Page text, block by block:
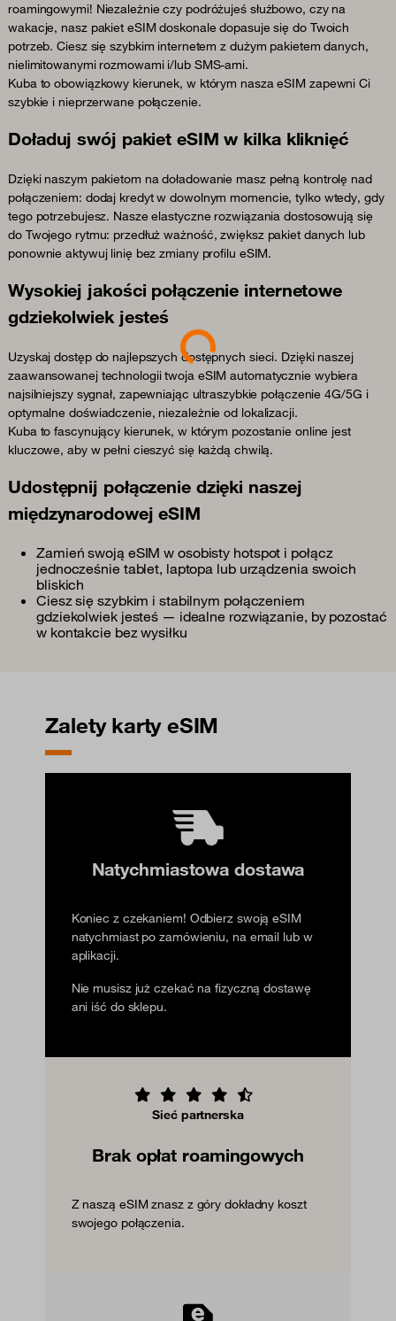
roamingowymi! Niezależnie czy podróżujeś służbowo, czy na
wakacje, nasz pakiet eSIM doskonale dopasuje się do Twoich
potrzeb. Ciesz się szybkim internetem z dużym pakietem danych,
nielimitowanymi rozmowami i/lub SMS-ami.
Kuba to obowiązkowy kierunek, w którym nasza eSIM zapewni Ci
szybkie i nieprzerwane połączenie.
Doładuj swój pakiet eSIM w kilka kliknięć
Dzięki naszym pakietom na doładowanie masz pełną kontrolę nad
połączeniem: dodaj kredyt w dowolnym momencie, tylko wtedy, gdy
tego potrzebujesz. Nasze elastyczne rozwiązania dostosowują się
do Twojego rytmu: przedłuż ważność, zwiększ pakiet danych lub
ponownie aktywuj linię bez zmiany profilu eSIM.
Wysokiej jakości połączenie internetowe
gdziekolwiek jesteś
Uzyskaj dostęp do najlepszych dostępnych sieci. Dzięki naszej
zaawansowanej technologii twoja eSIM automatycznie wybiera
najsilniejszy sygnał, zapewniając ultraszybkie połączenie 4G/5G i
optymalne doświadczenie, niezależnie od lokalizacji.
Kuba to fascynujący kierunek, w którym pozostanie online jest
kluczowe, aby w pełni cieszyć się każdą chwilą.
Udostępnij połączenie dzięki naszej
międzynarodowej eSIM
Zamień swoją eSIM w osobisty hotspot i połącz
jednocześnie tablet, laptopa lub urządzenia swoich
bliskich
Ciesz się szybkim i stabilnym połączeniem
gdziekolwiek jesteś — idealne rozwiązanie, by pozostać
w kontakcie bez wysiłku
Zalety karty eSIM
Natychmiastowa dostawa
Koniec z czekaniem! Odbierz swoją eSIM
natychmiast po zamówieniu, na email lub w
aplikacji.
Nie musisz już czekać na fizyczną dostawę
ani iść do sklepu.
Sieć partnerska
Brak opłat roamingowych
Z naszą eSIM znasz z góry dokładny koszt
swojego połączenia.
Loading...